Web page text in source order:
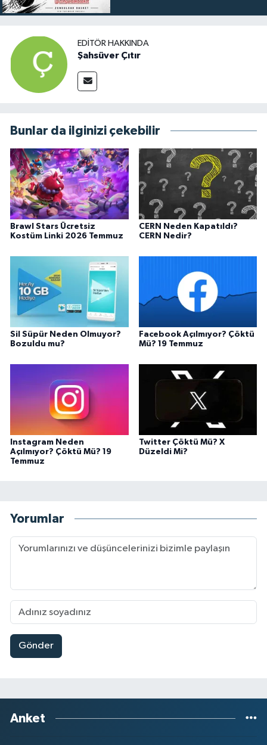
EDITÖR HAKKINDA
Şahsüver Çıtır
Bunlar da ilginizi çekebilir
Brawl Stars Ücretsiz
Kostüm Linki 2026 Temmuz
CERN Neden Kapatıldı?
CERN Nedir?
Sil Süpür Neden Olmuyor?
Bozuldu mu?
Facebook Açılmıyor? Çöktü
Mü? 19 Temmuz
Instagram Neden
Açılmıyor? Çöktü Mü? 19
Temmuz
Twitter Çöktü Mü? X
Düzeldi Mi?
Yorumlar
Gönder
Anket